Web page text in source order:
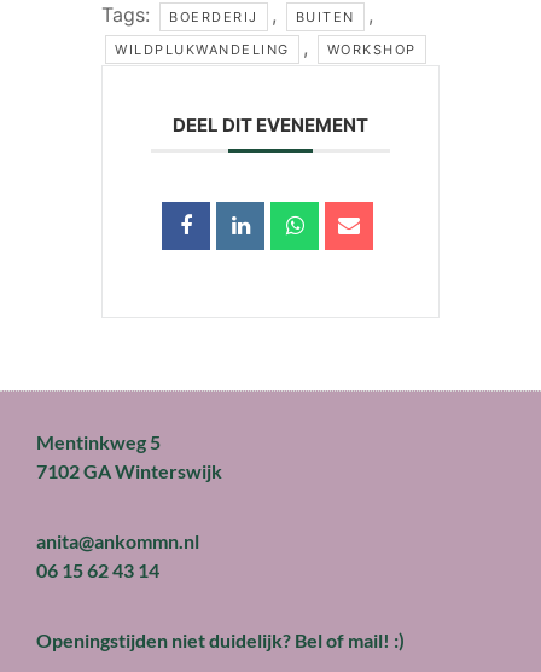
Tags: BOERDERIJ , BUITEN ,
WILDPLUKWANDELING , WORKSHOP
DEEL DIT EVENEMENT
Mentinkweg 5
7102 GA Winterswijk
anita@ankommn.nl
06 15 62 43 14
Openingstijden niet duidelijk? Bel of mail! :)